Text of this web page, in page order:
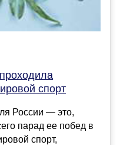
спорт
России — это,
парад ее побед в
спорт,